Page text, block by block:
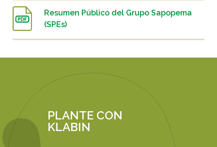
Resumen Público del Grupo Sapopema
(SPEs)
PLANTE CON
KLABIN